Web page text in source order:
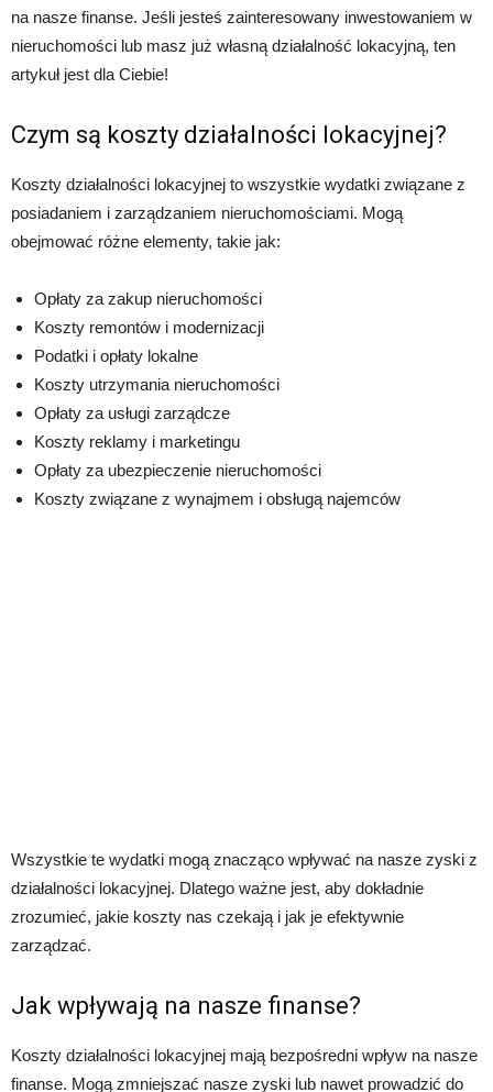
na nasze finanse. Jeśli jesteś zainteresowany inwestowaniem w
nieruchomości lub masz już własną działalność lokacyjną, ten
artykuł jest dla Ciebie!
Czym są koszty działalności lokacyjnej?
Koszty działalności lokacyjnej to wszystkie wydatki związane z
posiadaniem i zarządzaniem nieruchomościami. Mogą
obejmować różne elementy, takie jak:
Opłaty za zakup nieruchomości
Koszty remontów i modernizacji
Podatki i opłaty lokalne
Koszty utrzymania nieruchomości
Opłaty za usługi zarządcze
Koszty reklamy i marketingu
Opłaty za ubezpieczenie nieruchomości
Koszty związane z wynajmem i obsługą najemców
Wszystkie te wydatki mogą znacząco wpływać na nasze zyski z
działalności lokacyjnej. Dlatego ważne jest, aby dokładnie
zrozumieć, jakie koszty nas czekają i jak je efektywnie
zarządzać.
Jak wpływają na nasze finanse?
Koszty działalności lokacyjnej mają bezpośredni wpływ na nasze
finanse. Mogą zmniejszać nasze zyski lub nawet prowadzić do